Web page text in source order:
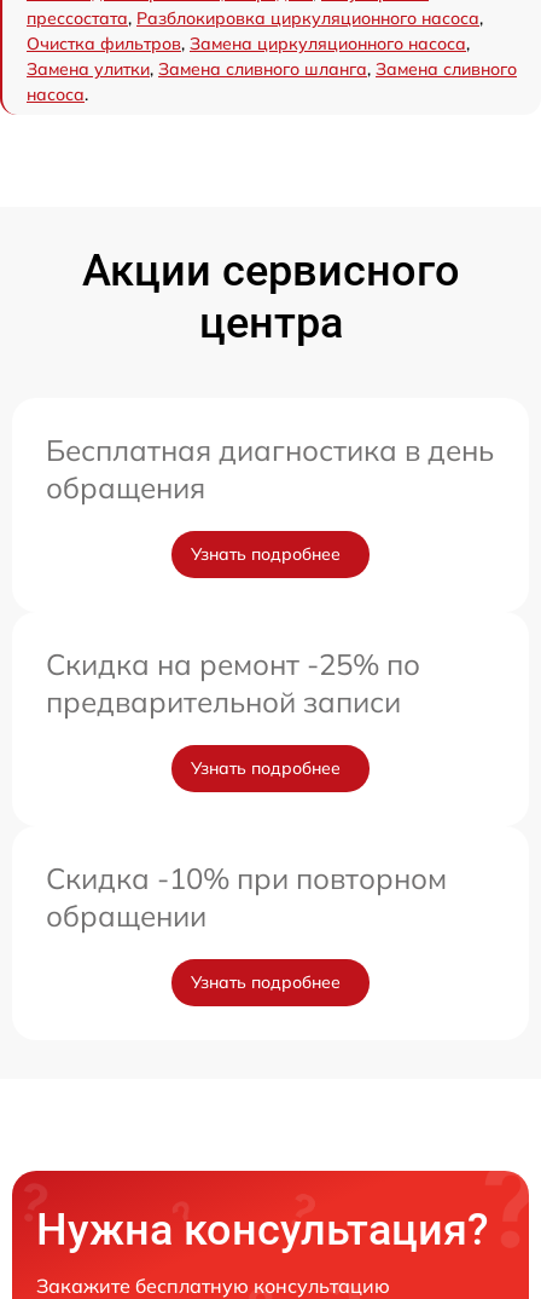
прессостата, Разблокировка циркуляционного насоса,
Очистка фильтров, Замена циркуляционного насоса,
Замена улитки, Замена сливного шланга, Замена сливного
насоса.
Акции сервисного
центра
Бесплатная диагностика в день
обращения
Узнать подробнее
Скидка на ремонт -25% по
предварительной записи
Узнать подробнее
Скидка -10% при повторном
обращении
Узнать подробнее
Нужна консультация?
Закажите бесплатную консультацию